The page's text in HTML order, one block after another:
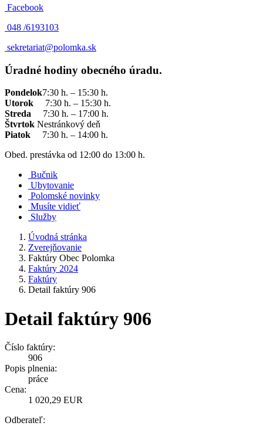
Facebook
048 /6193103
sekretariat@polomka.sk
Úradné hodiny obecného úradu.
Pondelok7:30 h. – 15:30 h.
Utorok 7:30 h. – 15:30 h.
Streda 7:30 h. – 17:00 h.
Štvrtok Nestránkový deň
Piatok
7:30 h. – 14:00 h.
Obed. prestávka od 12:00 do 13:00 h.
Bučnik
Ubytovanie
Polomské novinky
Musíte vidieť
Služby
Úvodná stránka
Zverejňovanie
Faktúry Obec Polomka
Faktúry 2024
Faktúry
Detail faktúry 906
Detail faktúry 906
Číslo faktúry:
906
Popis plnenia:
práce
Cena:
1 020,29 EUR
Odberateľ: